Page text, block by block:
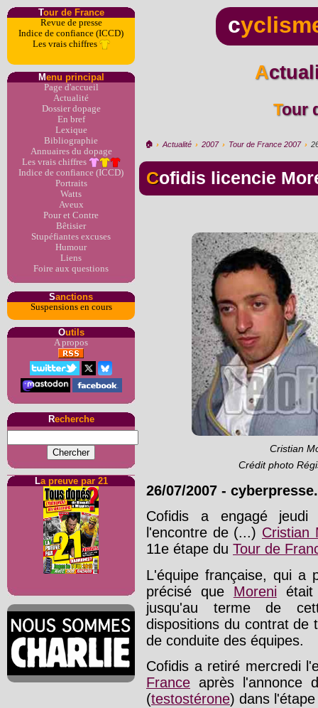
Tour de France
Revue de presse
Indice de confiance (ICCD)
Les vrais chiffres
Menu principal
Page d'accueil
Actualité
Dossier dopage
En bref
Lexique
Bibliographie
Annuaires du dopage
Les vrais chiffres
Indice de confiance (ICCD)
Portraits
Watts
Aveux
Pour et Contre
Bêtisier
Stupéfiantes excuses
Humour
Liens
Foire aux questions
Sanctions
Suspensions en cours
Outils
A propos
Recherche
La preuve par 21
c
🏠︎ › Actualité › 2007 › Tour de France 2007 ›
Cofidis licencie
Cristian
Crédit photo
26/07/2007 -
Cofidis a engagé jeudi
l'encontre de (...) Cristian
11e étape du Tour de
L'équipe française, qui a
précisé que Moreni
jusqu'au terme de
dispositions du contrat de
de conduite des équipes.
Cofidis a retiré mercredi
France après l'annonce
(testostérone) dans